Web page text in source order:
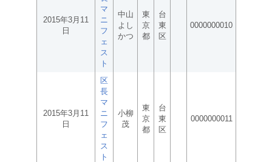
2015年3月11
日
マ
ニ
フ
ェ
ス
ト
中山
よし
かつ
東
京
都
台
東
区
0000000010
2015年3月11
日
区
長
マ
ニ
フ
ェ
ス
ト
小柳
茂
東
京
都
台
東
区
0000000011